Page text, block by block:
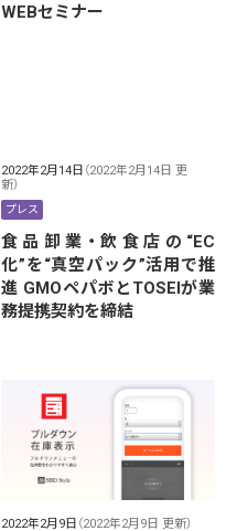
WEBセミナー
2022年2月14日 （2022年2月14日 更
新）
プレス
食品卸業・飲食店の“EC
化”を“真空パック”活用で推
進 GMOペパボとTOSEIが業
務提携契約を締結
2022年2月9日 （2022年2月9日 更新）